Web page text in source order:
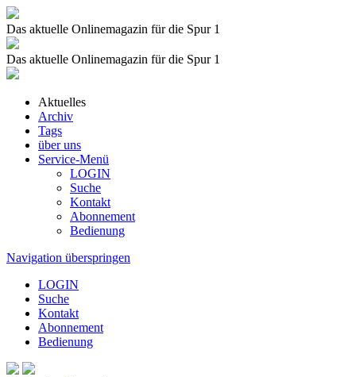
Das aktuelle Onlinemagazin für die Spur 1
Das aktuelle Onlinemagazin für die Spur 1
Aktuelles
Archiv
Tags
über uns
Service-Menü
LOGIN
Suche
Kontakt
Abonnement
Bedienung
Navigation überspringen
LOGIN
Suche
Kontakt
Abonnement
Bedienung